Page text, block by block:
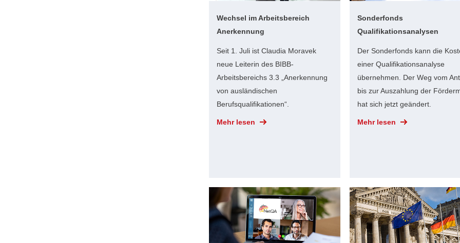
Wechsel im Arbeitsbereich
Anerkennung
Seit 1. Juli ist Claudia Moravek
neue Leiterin des BIBB-
Arbeitsbereichs 3.3 „Anerkennung
von ausländischen
Berufsqualifikationen“.
Mehr lesen
Sonderfonds
Qualifikationsanalysen
Der Sonderfonds kann die
einer Qualifikationsanalyse
übernehmen. Der Weg vom
bis zur Auszahlung der
hat sich jetzt geändert.
Mehr lesen